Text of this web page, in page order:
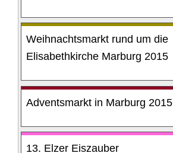
Weihnachtsmarkt rund um die
Elisabethkirche Marburg 2015
Adventsmarkt in Marburg 2015
13. Elzer Eiszauber